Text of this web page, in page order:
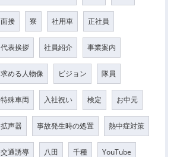
面接 寮 社用車 正社員
代表挨拶 社員紹介 事業案内
求める人物像 ビジョン 隊員
特殊車両 入社祝い 検定 お中元
拡声器 事故発生時の処置 熱中症対策
交通誘導 八田 千種 YouTube